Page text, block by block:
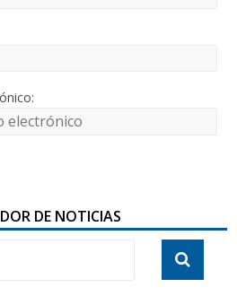
DE NOTICIAS